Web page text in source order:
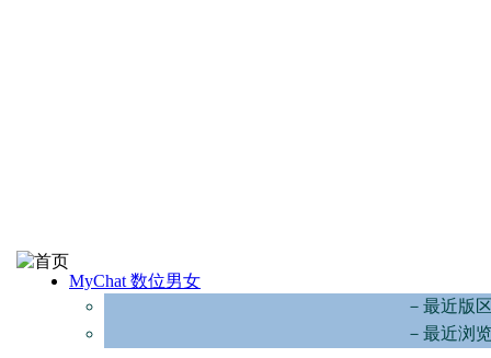
MyChat 数位男女
－最近版
－最近浏